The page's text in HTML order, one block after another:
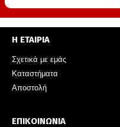
Η ΕΤΑΙΡΙΑ
Σχετικά με εμάς
Καταστήματα
Αποστολή
ΕΠΙΚΟΙΝΩΝΙΑ